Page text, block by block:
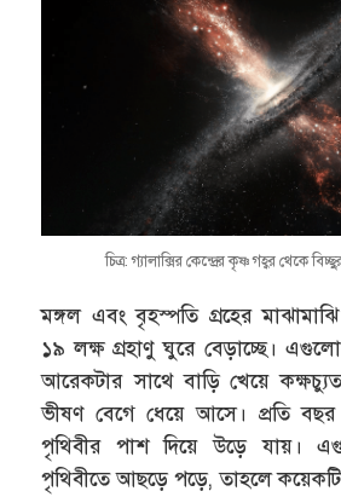
চিত্র: গ্যালাক্সির কেন্দ্রের কৃষ্ণ গহ্বর থেকে
মঙ্গল এবং বৃহস্পতি গ্রহের
১৯ লক্ষ গ্রহাণু ঘুরে বেড়াচ্ছে।
আরেকটার সাথে বাড়ি খেয়ে
ভীষণ বেগে ধেয়ে আসে। প্রতি বছর
পৃথিবীর পাশ দিয়ে উড়ে যায়।
পৃথিবীতে আছড়ে পড়ে, তাহলে